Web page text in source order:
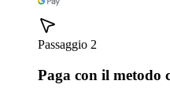
Passaggio 2
Paga con il metodo